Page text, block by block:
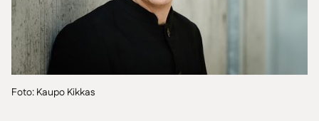
Foto: Kaupo Kikkas